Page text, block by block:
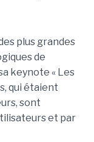
plus grandes
de
keynote « Les
qui étaient
sont
et par